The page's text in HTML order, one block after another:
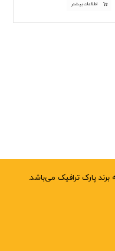
اطلاعات بیشتر
پارک ترافیک می‌باشد.